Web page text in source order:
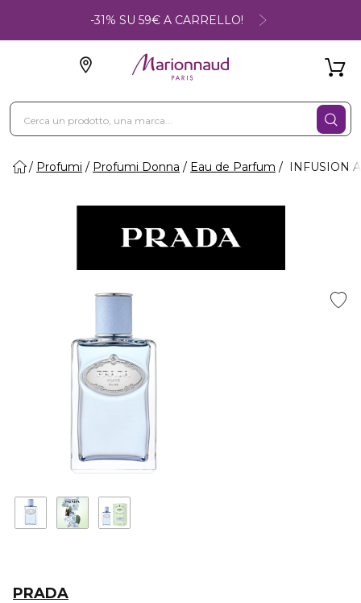
-31% SU 59€ A CARRELLO!
Profumi Profumi Donna Eau de Parfum INFUSION
PRADA